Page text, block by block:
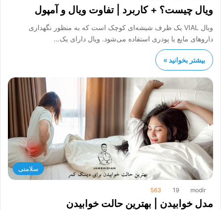
ویال چیست؟ + کاربرد | تفاوت ویال و آمپول
ویال VIAL یک ظرف شیشه‌ای کوچک است که به منظور نگهداری
داروهای مایع یا پودری استفاده می‌شود. ویال دارای یک…
بیشتر بخوانید »
سلامتی
modir
19
563
مدل خوابیدن | بهترین حالت خوابیدن